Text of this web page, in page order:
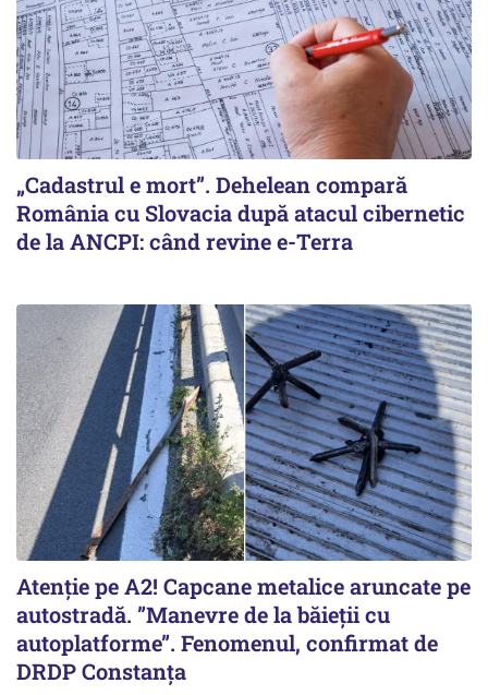
„Cadastrul e mort”. Dehelean compară
România cu Slovacia după atacul cibernetic
de la ANCPI: când revine e-Terra
Atenție pe A2! Capcane metalice aruncate pe
autostradă. ”Manevre de la băieții cu
autoplatforme”. Fenomenul, confirmat de
DRDP Constanța